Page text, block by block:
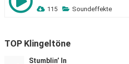
115 Soundeffekte
TOP Klingeltöne
Stumblin’ In